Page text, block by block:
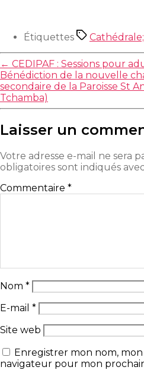
Étiquettes
← CEDIPAF : Sessions pour
Bénédiction de la nouvelle
secondaire de la Paroisse St
Tchamba)
Laisser un
Votre adresse e-mail ne sera
obligatoires sont indiqués
Commentaire *
Nom *
E-mail *
Site web
Enregistrer mon nom,
navigateur pour mon